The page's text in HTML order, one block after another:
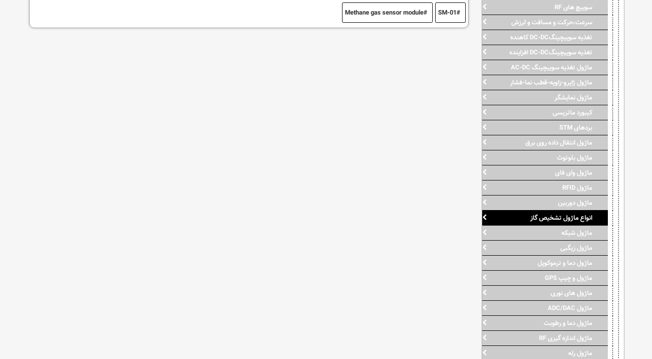
SM-01
Methane gas sensor module
سوییچ های RF
سرعت،حرکت و مسافت و لرزش
تغذیه سوییچینگDC-DC کاهنده
تغذیه سوییچینگDC-DC افزاینده
ماژول تغذیه سوییچینگ AC-DC
ماژول ژایرو-زاویه-قطب نما-فشار
ماژول نمایشگر
کیبورد ماتریسی
بردهای STM
ماژول انتقال داده روی برق
ماژول بلوتوث
ماژول وای فای
ماژول RFID
ماژول دوربین
انواع ماژول تشخیص گاز
ماژول شبکه
ماژول زیگبی
ماژول دما و ترموکوپل
ماژول و چیپ GPS
ماژول های نوری
ماژول ADC/DAC
ماژول دما و رطوبت
ماژول اندازه گیری RF
ماژول رله